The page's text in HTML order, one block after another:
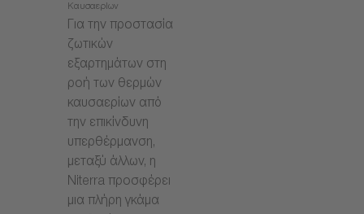
Καυσαερίων
Για την προστασία
ζωτικών
εξαρτημάτων στη
ροή των θερμών
καυσαερίων από
την επικίνδυνη
υπερθέρμανση,
μεταξύ άλλων, η
Niterra προσφέρει
μια πλήρη γκάμα